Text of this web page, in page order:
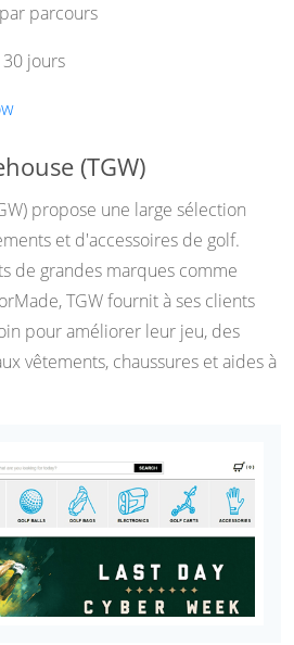
parcours
30 jours
(TGW)
propose une large sélection
et d'accessoires de golf.
de grandes marques comme
TGW fournit à ses clients
pour améliorer leur jeu, des
vêtements, chaussures et aides à